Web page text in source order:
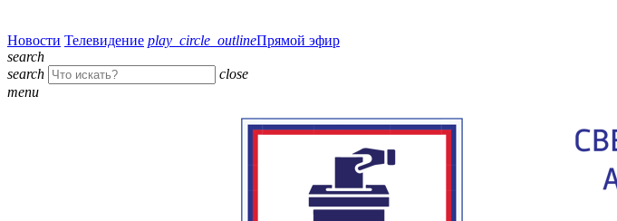
Новости Телевидение play_circle_outlineПрямой эфир
search
search
close
menu